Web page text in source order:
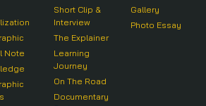
Note
Short Clip &
Interview
The Explainer
Learning
Journey
On The Road
Documentary
Gallery
Photo Essay